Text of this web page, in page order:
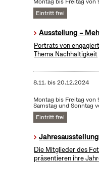
Eintritt frei
Ausstellung –
Porträts von
Thema Nachhaltigkeit
8.11. bis20.12.2024
Montag bis Freitag von
Samstag und Sonntag
Eintritt frei
Die Mitglieder des
präsentieren ihre